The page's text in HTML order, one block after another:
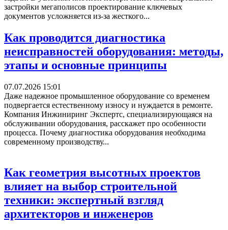
застройки мегаполисов проектирование ключевых
документов усложняется из-за жесткого...
Как проводится диагностика
неисправностей оборудования: методы,
этапы и основные принципы
07.07.2026 15:01
Даже надежное промышленное оборудование со временем
подвергается естественному износу и нуждается в ремонте.
Компания Инжиниринг Экспертс, специализирующаяся на
обслуживании оборудования, расскажет про особенности
процесса. Почему диагностика оборудования необходима
современному производству...
Как геометрия высотных проектов
влияет на выбор строительной
техники: экспертный взгляд
архитекторов и инженеров